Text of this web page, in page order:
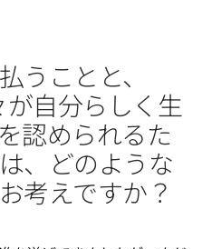
うことと、
が自分らしく生
認められるた
、どのような
考えですか？